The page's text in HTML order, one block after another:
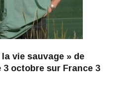
vie sauvage » de
3 octobre sur France 3